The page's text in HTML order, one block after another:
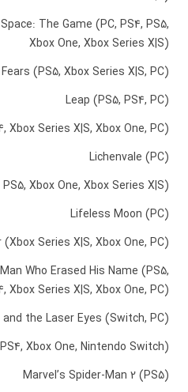
The Game (PC, PS4, PS5,
Xbox One, Xbox Series X|S)
(PS5, Xbox Series X|S, PC)
Leap (PS5, PS4, PC)
Xbox Series X|S, Xbox One, PC)
Lichenvale (PC)
Xbox One, Xbox Series X|S)
Lifeless Moon (PC)
Series X|S, Xbox One, PC)
Who Erased His Name (PS5,
Xbox Series X|S, Xbox One, PC)
and the Laser Eyes (Switch, PC)
Xbox One, Nintendo Switch)
Marvel’s Spider-Man 2 (PS5)